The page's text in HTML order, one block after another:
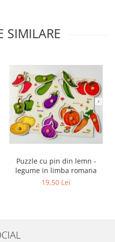
SIMILARE
Puzzle cu pin din lemn -
legume in limba romana
19,50 Lei